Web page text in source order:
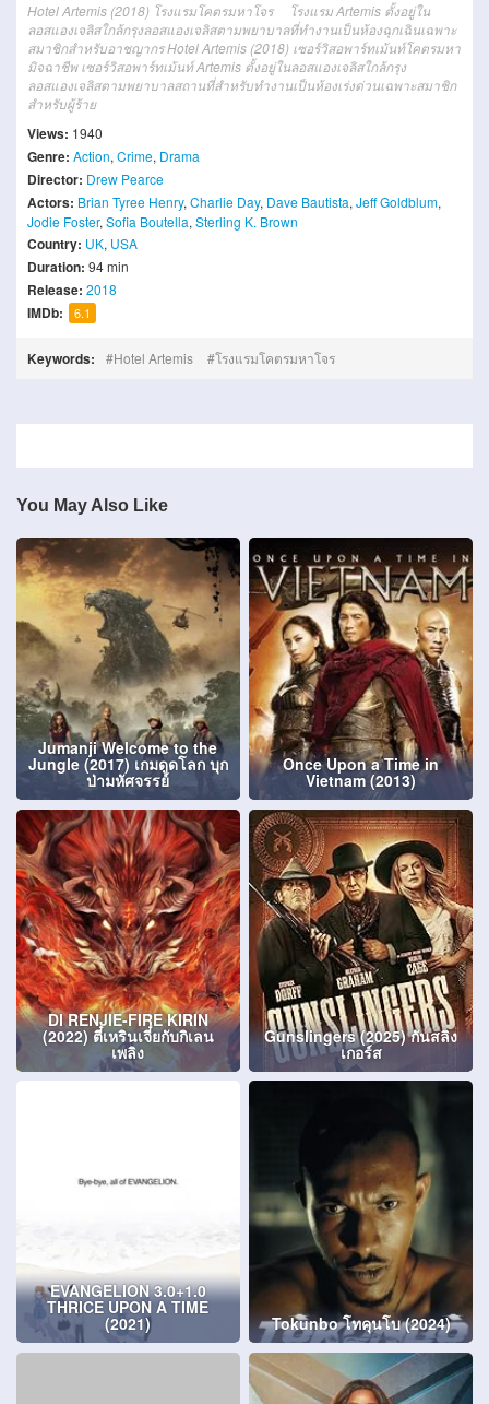
Hotel Artemis (2018) โรงแรมโคตรมหาโจร โรงแรม Artemis ตั้งอยู่ใน
ลอสแองเจลิสใกล้กรุงลอสแองเจลิสตามพยาบาลที่ทำงานเป็นห้องฉุกเฉินเฉพาะ
สมาชิกสำหรับอาชญากร Hotel Artemis (2018) เซอร์วิสอพาร์ทเม้นท์โคตรมหา
มิจฉาชีพ เซอร์วิสอพาร์ทเม้นท์ Artemis ตั้งอยู่ในลอสแองเจลิสใกล้กรุง
ลอสแองเจลิสตามพยาบาลสถานที่สำหรับทำงานเป็นห้องเร่งด่วนเฉพาะสมาชิก
สำหรับผู้ร้าย
Views: 1940
Genre: Action, Crime, Drama
Director: Drew Pearce
Actors: Brian Tyree Henry, Charlie Day, Dave Bautista, Jeff Goldblum,
Jodie Foster, Sofia Boutella, Sterling K. Brown
Country: UK, USA
Duration: 94 min
Release: 2018
IMDb: 6.1
Keywords: Hotel Artemis โรงแรมโคตรมหาโจร
You May Also Like
Jumanji Welcome to the
Jungle (2017) เกมดูดโลก บุก
ป่ามหัศจรรย์
Once Upon a Time in
Vietnam (2013)
DI RENJIE-FIRE KIRIN
(2022) ตี๋เหรินเจี๋ยกับกิเลน
เพลิง
Gunslingers (2025) กันสลิง
เกอร์ส
EVANGELION 3.0+1.0
THRICE UPON A TIME
(2021) Tokunbo โทคุนโบ (2024)